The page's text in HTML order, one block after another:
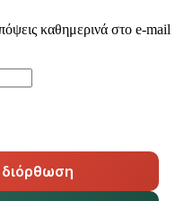
καθημερινά στο e-mail
διόρθωση